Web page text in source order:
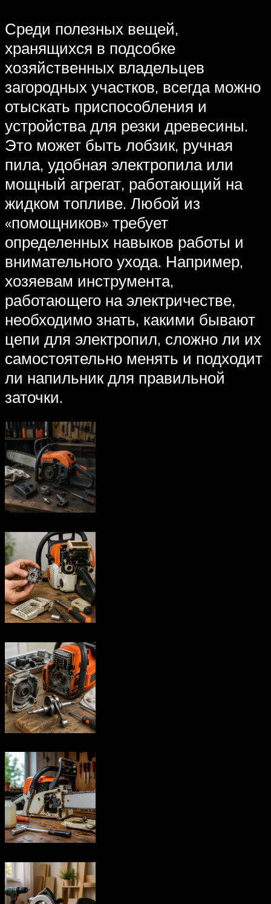
Среди полезных вещей,
хранящихся в подсобке
хозяйственных владельцев
загородных участков, всегда можно
отыскать приспособления и
устройства для резки древесины.
Это может быть лобзик, ручная
пила, удобная электропила или
мощный агрегат, работающий на
жидком топливе. Любой из
«помощников» требует
определенных навыков работы и
внимательного ухода. Например,
хозяевам инструмента,
работающего на электричестве,
необходимо знать, какими бывают
цепи для электропил, сложно ли их
самостоятельно менять и подходит
ли напильник для правильной
заточки.